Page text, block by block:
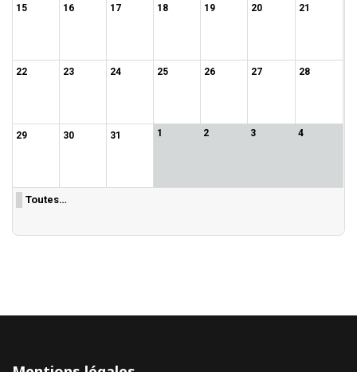
15 16 17 18 19 20 21
22 23 24 25 26 27 28
29 30 31 1 2 3 4
Toutes…